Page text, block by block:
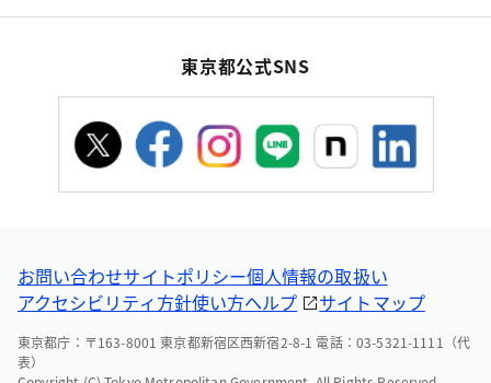
東京都公式SNS
お問い合わせサイトポリシー個人情報の取扱い
アクセシビリティ方針使い方ヘルプ サイトマップ
東京都庁：〒163-8001 東京都新宿区西新宿2-8-1 電話：03-5321-1111（代
表）